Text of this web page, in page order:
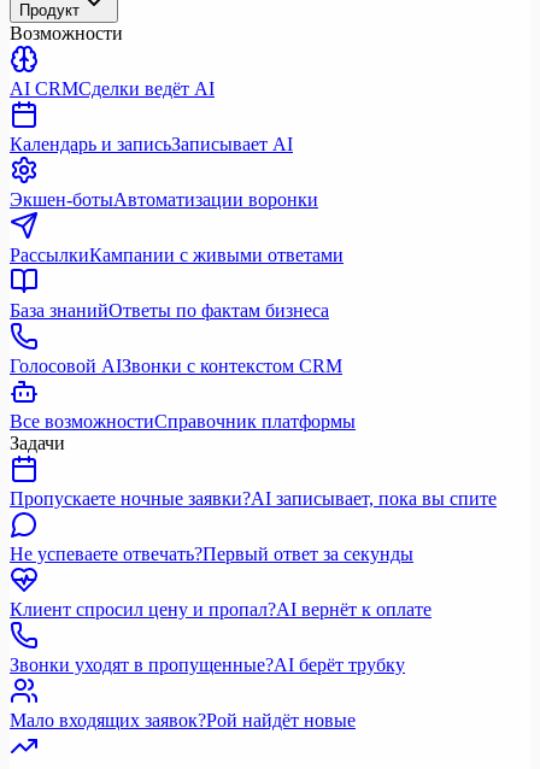
Продукт
Возможности
AI CRMСделки ведёт AI
Календарь и записьЗаписывает AI
Экшен-ботыАвтоматизации воронки
РассылкиКампании с живыми ответами
База знанийОтветы по фактам бизнеса
Голосовой AIЗвонки с контекстом CRM
Все возможностиСправочник платформы
Задачи
Пропускаете ночные заявки?AI записывает, пока вы спите
Не успеваете отвечать?Первый ответ за секунды
Клиент спросил цену и пропал?AI вернёт к оплате
Звонки уходят в пропущенные?AI берёт трубку
Мало входящих заявок?Рой найдёт новые